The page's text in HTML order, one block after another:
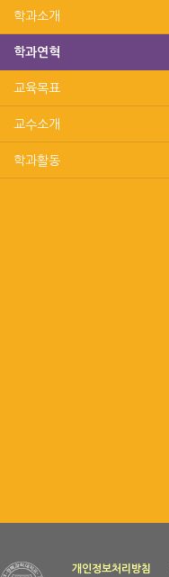
학과소개
학과연혁
교육목표
교수소개
학과활동
개인정보처리방침